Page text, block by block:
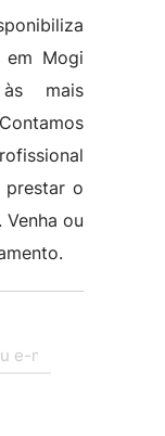
em Mogi
mais
prestar o
ou